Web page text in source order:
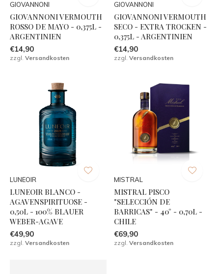
GIOVANNONI
GIOVANNONI VERMOUTH
ROSSO DE MAYO - 0,375L -
ARGENTINIEN
€14,90
zzgl. Versandkosten
GIOVANNONI
GIOVANNONI VERMOUTH
SECO - EXTRA TROCKEN -
0,375L - ARGENTINIEN
€14,90
zzgl. Versandkosten
LUNEOIR
LUNEOIR BLANCO -
AGAVENSPIRITUOSE -
0,50L - 100% BLAUER
WEBER-AGAVE
€49,90
zzgl. Versandkosten
MISTRAL
MISTRAL PISCO
"SELECCIÓN DE
BARRICAS" - 40° - 0,70L -
CHILE
€69,90
zzgl. Versandkosten